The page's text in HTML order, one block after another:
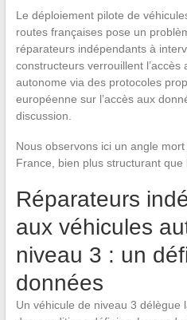
Le déploiement pilote de
routes françaises pose un
réparateurs indépendants à
constructeurs verrouillent
autonome via des protocoles
européenne sur l’accès aux
discussion.
Nous observons ici un angle
France, bien plus structurant que
Réparateurs
aux véhicules
niveau 3 : un
données
Un véhicule de niveau 3 délègue